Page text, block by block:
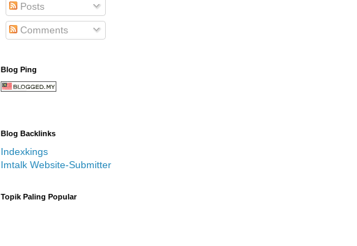
Posts
Comments
Blog Ping
Blog Backlinks
Indexkings
Imtalk Website-Submitter
Topik Paling Popular